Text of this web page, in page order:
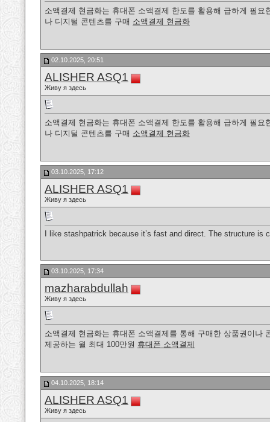
소액결제 현금화는 휴대폰 소액결제 한도를 활용해 급하게 필
나 디지털 콘텐츠를 구매 소액결제 현금화
02.10.2025, 20:51
ALISHER ASQ1
Живу я здесь
소액결제 현금화는 휴대폰 소액결제 한도를 활용해 급하게 필
나 디지털 콘텐츠를 구매 소액결제 현금화
03.10.2025, 17:12
ALISHER ASQ1
Живу я здесь
I like stashpatrick because it’s fast and direct. The structure is
03.10.2025, 17:34
mazharabdullah
Живу я здесь
소액결제 현금화는 휴대폰 소액결제를 통해 구매한 상품권이
제공하는 월 최대 100만원 휴대폰 소액결제
04.10.2025, 18:14
ALISHER ASQ1
Живу я здесь